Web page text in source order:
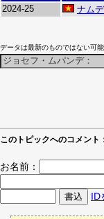
2024-25
ナム
データは最新のものではない可
このトピックへのコメント
お名前：
ID